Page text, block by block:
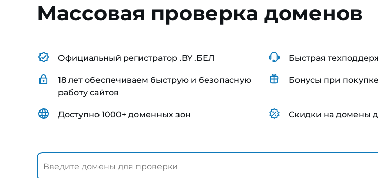
Массовая проверка доменов
Официальный регистратор .BY .БЕЛ Быстрая
18 лет обеспечиваем быструю и безопасную
работу сайтов
Бонусы при
Доступно 1000+ доменных зон Скидки на домены